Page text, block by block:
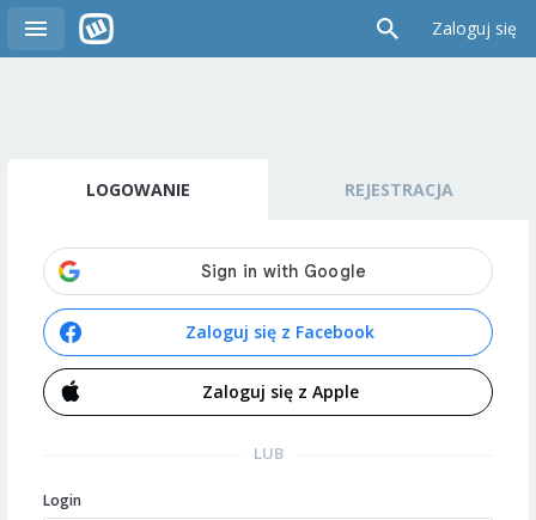
Zaloguj się
LOGOWANIE REJESTRACJA
Zaloguj się z Facebook
Zaloguj się z Apple
LUB
Login